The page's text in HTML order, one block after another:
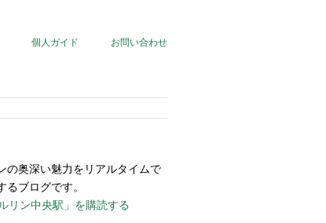
個人ガイド お問い合わせ
の奥深い魅力をリアルタイムで
るブログです。
リン中央駅」を購読する